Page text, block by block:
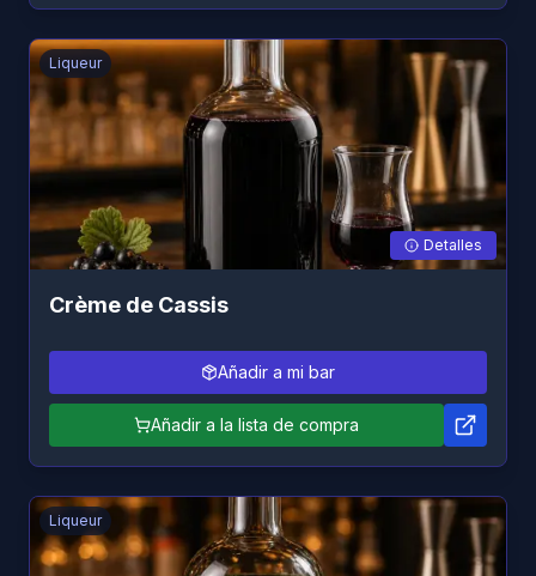
Liqueur
Detalles
Crème de Cassis
Añadir a mi bar
Añadir a la lista de compra
Liqueur